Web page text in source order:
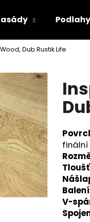
Podlahy
Dub Rustik Life
V-
HLEDAT